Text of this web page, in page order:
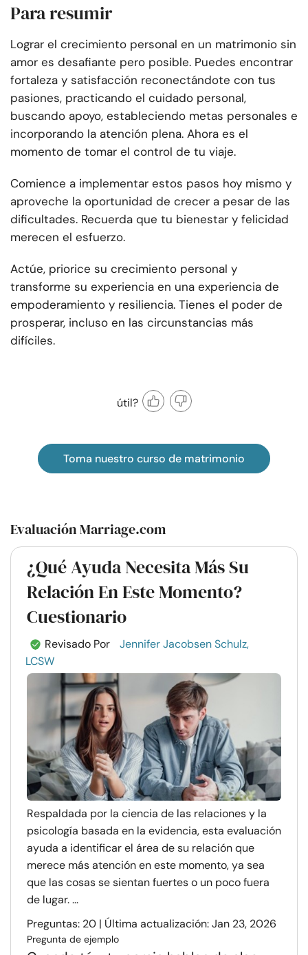
Para resumir
Lograr el crecimiento personal en un matrimonio sin
amor es desafiante pero posible. Puedes encontrar
fortaleza y satisfacción reconectándote con tus
pasiones, practicando el cuidado personal,
buscando apoyo, estableciendo metas personales e
incorporando la atención plena. Ahora es el
momento de tomar el control de tu viaje.
Comience a implementar estos pasos hoy mismo y
aproveche la oportunidad de crecer a pesar de las
dificultades. Recuerda que tu bienestar y felicidad
merecen el esfuerzo.
Actúe, priorice su crecimiento personal y
transforme su experiencia en una experiencia de
empoderamiento y resiliencia. Tienes el poder de
prosperar, incluso en las circunstancias más
difíciles.
útil?
Toma nuestro curso de matrimonio
Evaluación Marriage.com
¿Qué Ayuda Necesita Más Su
Relación En Este Momento?
Cuestionario
Revisado Por
Jennifer Jacobsen Schulz,
LCSW
Respaldada por la ciencia de las relaciones y la
psicología basada en la evidencia, esta evaluación
ayuda a identificar el área de su relación que
merece más atención en este momento, ya sea
que las cosas se sientan fuertes o un poco fuera
de lugar. ...
Preguntas: 20 | Última actualización: Jan 23, 2026
Pregunta de ejemplo